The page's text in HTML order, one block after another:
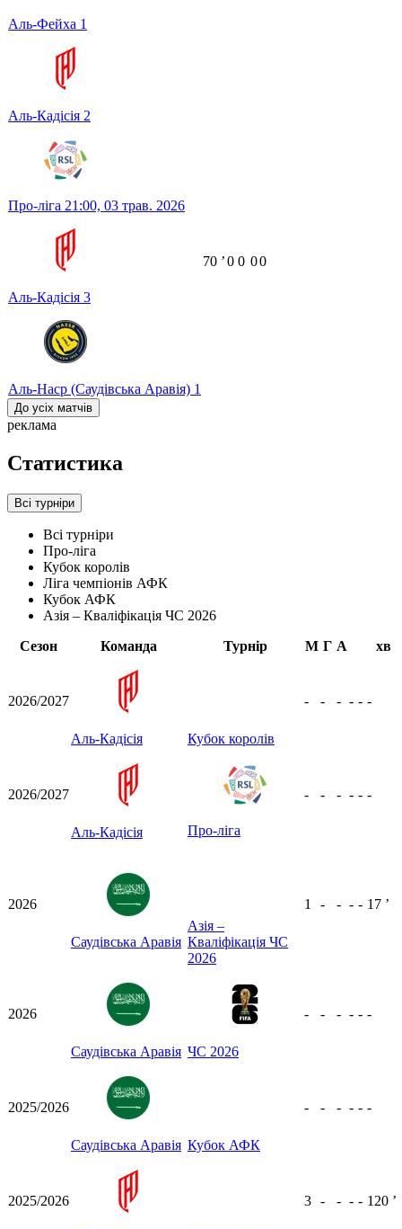
Аль-Фейха 1
Аль-Кадісія 2
Про-ліга 21:00, 03 трав. 2026
Аль-Кадісія 3
Аль-Наср (Саудівська Аравія) 1
70 ʼ0 0 00
До усіх матчів
реклама
Статистика
Всі турніри
Всі турніри
Про-ліга
Кубок королів
Ліга чемпіонів АФК
Кубок АФК
Азія – Кваліфікація ЧС 2026
Сезон
Команда Турнір М Г А хв
2026/2027
Аль-Кадісія Кубок королів
- - - - - -
2026/2027
Аль-Кадісія Про-ліга
- - - - - -
2026
Саудівська Аравія
Азія –
Кваліфікація ЧС
2026
1 - - - - 17 ʼ
2026
Саудівська Аравія ЧС 2026
- - - - - -
2025/2026
Саудівська Аравія Кубок АФК
- - - - - -
2025/2026 3 - - - - 120 ʼ